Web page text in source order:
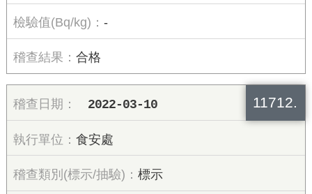
-
合格
11712.
2022-03-10
食安處
標示